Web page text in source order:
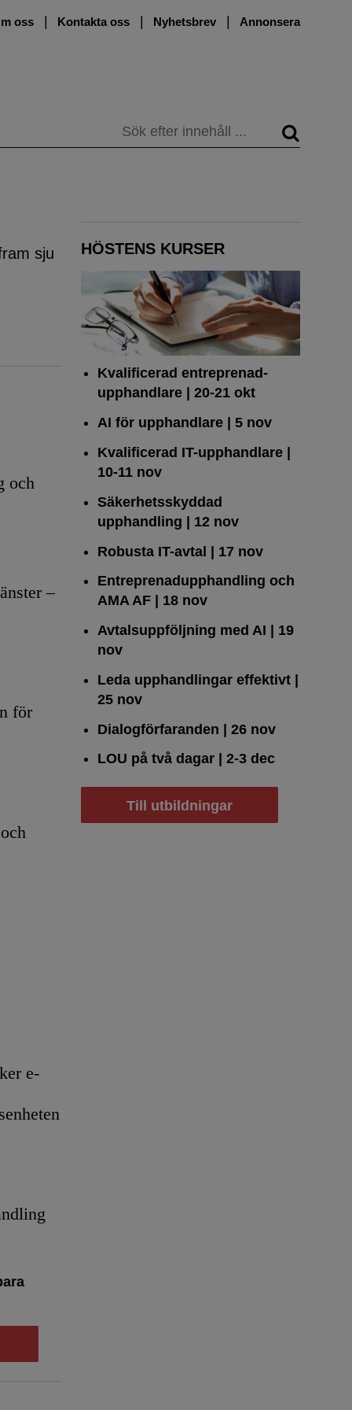
oss Kontakta oss Nyhetsbrev Annonsera
Sök
sju
och
–
för
e-
HÖSTENS KURSER
Kvalificerad entreprenad­
upphandlare
| 20-21 okt
AI för upphandlare | 5 nov
Kvalificerad IT-upphandlare |
10-11 nov
Säkerhetsskyddad
upphandling | 12 nov
Robusta IT-avtal | 17 nov
Entreprenadupphandling och
AMA AF | 18 nov
Avtalsuppföljning med AI | 19
nov
Leda upphandlingar effektivt |
25 nov
Dialogförfaranden | 26 nov
LOU på två dagar | 2-3 dec
Till utbildningar